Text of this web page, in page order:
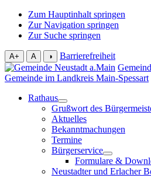
Zum Hauptinhalt springen
Zur Navigation springen
Zur Suche springen
A+ A ◑
Barrierefreiheit
Gemeinde im Landkreis Main-Spessart
Rathaus
Grußwort des
Aktuelles
Bekanntmachungen
Termine
Bürgerservice
Formulare &
Neustadter und Erlacher